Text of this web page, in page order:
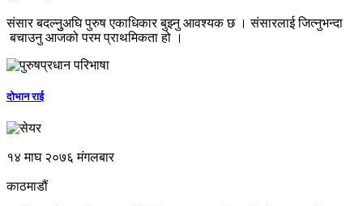
संसार बदल्नुुअघि पुरुष एकाधिकार बुझ्नु आवश्यक छ । संसारलाई जित्नुभन्दा
बचाउनु आजको परम प्राथमिकता हो ।
दोभान राई
१४ माघ २०७६ मंगलबार
काठमाडौं